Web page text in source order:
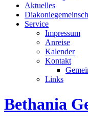
Aktuelles
Service
Impressum
Anreise
Kalender
Kontakt
Links
Bethania